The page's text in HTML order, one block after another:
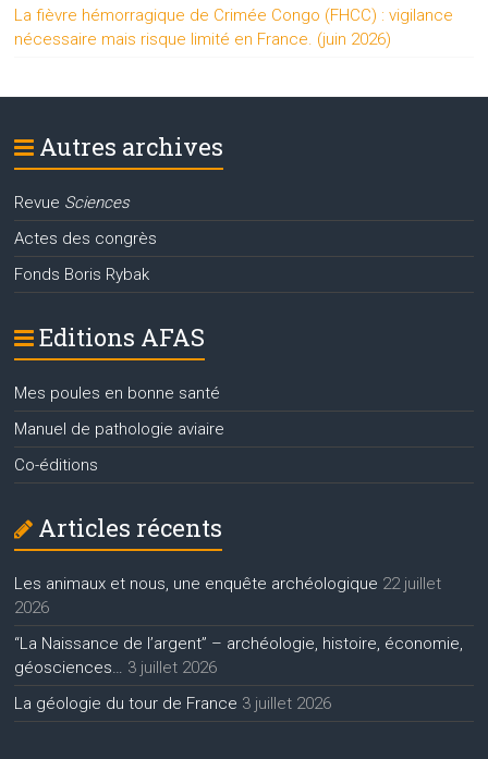
La fièvre hémorragique de Crimée Congo (FHCC) : vigilance
nécessaire mais risque limité en France. (juin 2026)
Autres archives
Revue Sciences
Actes des congrès
Fonds Boris Rybak
Editions AFAS
Mes poules en bonne santé
Manuel de pathologie aviaire
Co-éditions
Articles récents
Les animaux et nous, une enquête archéologique 22 juillet
2026
“La Naissance de l’argent” – archéologie, histoire, économie,
géosciences… 3 juillet 2026
La géologie du tour de France 3 juillet 2026